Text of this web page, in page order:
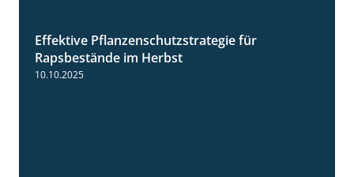
Effektive Pflanzenschutzstrategie für
Rapsbestände im Herbst
10.10.2025